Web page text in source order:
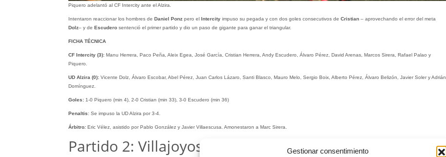
Gestionar consentimiento
Piquero adelantó al CF Intercity ante el Alzira.
Intentaron reaccionar los hombres de Daniel Ponzpero el Intercityimpuso su pegada y con dos goles consecutivos de Cristian– aprovechando el error del meta
Dolz– y de Escuderosentenció el primer partido y dio un paso de gigante para ganar el triangular.
FICHA TÉCNICA
CF Intercity (3):Manu Herrera, Paco Peña, Aleix Egea, José García, Cristian Herrera, Andy Escudero, Álvaro Pérez, David Arenas, Marcos Sirera, Rafael Palao y
Piquero.
UD Alzira (0):Vicente Dolz, Álvaro Escobar, Abel Pérez, Juan Carlos Lázaro, Santi Blasco, Mauro Melo, Sergio Boix, Alberto Pérez, Álvaro Belizón, Javier Soler y Adrián
Domínguez.
Goles:1-0 Piquero (min 4), 2-0 Cristian (min 33), 3-0 Escudero (min 36)
Penaltis: Se impuso la UD Alzira por 3-4.
Árbitro:Eric Vélez, asistido por Pablo González y Javier Villaescusa. Amonestaron a Marc Sirera.
Partido 2: Villajoyosa CF-UD Alzira